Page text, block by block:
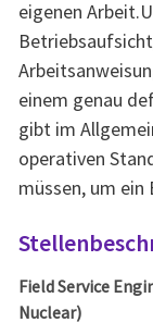
eigenen
einem genau
gibt im
operativen
müssen, um ein
Field Service
Nuclear)